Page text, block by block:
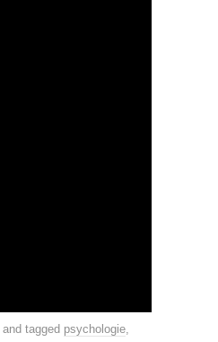
and tagged psychologie,